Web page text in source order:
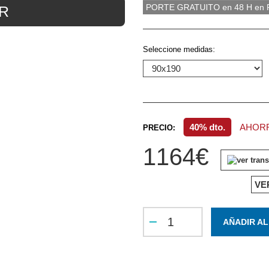
PORTE GRATUITO en 48 H
Seleccione medidas:
PRECIO: 40% dto.
1164€
AÑADIR